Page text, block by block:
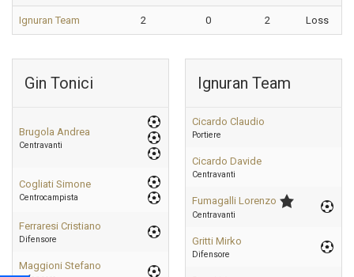
Ignuran Team 2 0 2 Loss
Gin Tonici
Brugola Andrea
Centravanti
Cogliati Simone
Centrocampista
Ferraresi Cristiano
Difensore
Maggioni Stefano
Ignuran Team
Cicardo Claudio
Portiere
Cicardo Davide
Centravanti
Fumagalli Lorenzo
Centravanti
Gritti Mirko
Difensore